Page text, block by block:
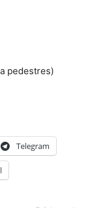
pedestres)
Telegram